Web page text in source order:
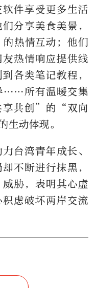
件享受更多生活
分享美食美景，
热情互动；他们
热情响应提供线
各类笔记教程，
……所有温暖交集
享共创”的“双向
动体现。
台湾青年成长、
不断进行抹黑，
胁，表明其心虚
虑破坏两岸交流